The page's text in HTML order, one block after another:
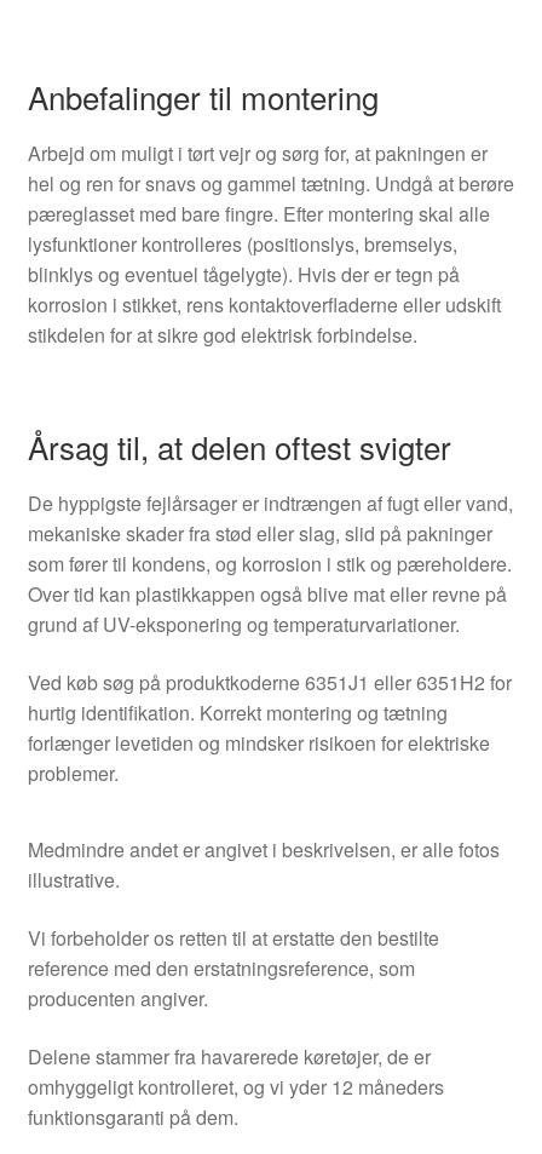
Anbefalinger til montering
Arbejd om muligt i tørt vejr og sørg for, at pakningen er
hel og ren for snavs og gammel tætning. Undgå at berøre
pæreglasset med bare fingre. Efter montering skal alle
lysfunktioner kontrolleres (positionslys, bremselys,
blinklys og eventuel tågelygte). Hvis der er tegn på
korrosion i stikket, rens kontaktoverfladerne eller udskift
stikdelen for at sikre god elektrisk forbindelse.
Årsag til, at delen oftest svigter
De hyppigste fejlårsager er indtrængen af fugt eller vand,
mekaniske skader fra stød eller slag, slid på pakninger
som fører til kondens, og korrosion i stik og pæreholdere.
Over tid kan plastikkappen også blive mat eller revne på
grund af UV-eksponering og temperaturvariationer.
Ved køb søg på produktkoderne 6351J1 eller 6351H2 for
hurtig identifikation. Korrekt montering og tætning
forlænger levetiden og mindsker risikoen for elektriske
problemer.
Medmindre andet er angivet i beskrivelsen, er alle fotos
illustrative.
Vi forbeholder os retten til at erstatte den bestilte
reference med den erstatningsreference, som
producenten angiver.
Delene stammer fra havarerede køretøjer, de er
omhyggeligt kontrolleret, og vi yder 12 måneders
funktionsgaranti på dem.